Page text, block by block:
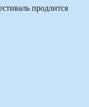
продлится